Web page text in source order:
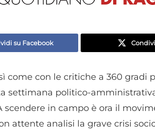
su Facebook
come con le critiche a 360 gradi
settimana politico-
scendere in campo è ora il
attente analisi la grave crisi